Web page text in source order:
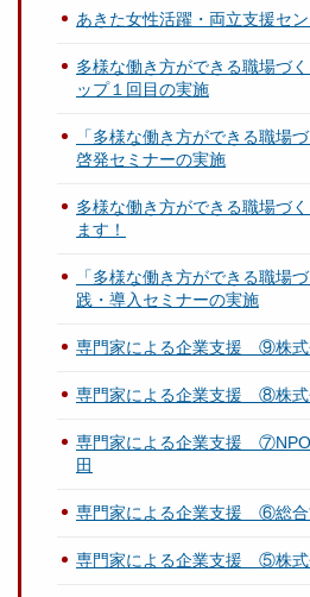
あきた女性活躍・両立支援セ
多様な働き方ができる職場づ
ップ１回目の実施
「多様な働き方ができる職場
啓発セミナーの実施
多様な働き方ができる職場づ
ます！
「多様な働き方ができる職場
践・導入セミナーの実施
専門家による企業支援 ⑨株式
専門家による企業支援 ⑧株式
専門家による企業支援 ⑦NPO
田
専門家による企業支援 ⑥総合
専門家による企業支援 ⑤株式